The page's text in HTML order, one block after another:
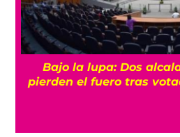
Bajo la lupa: Dos
pierden el fuero tras